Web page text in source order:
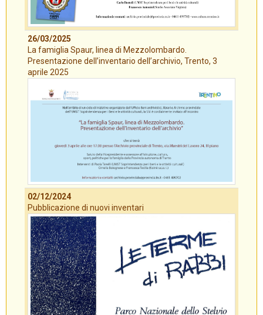
26/03/2025
La famiglia Spaur, linea di Mezzolombardo.
Presentazione dell’inventario dell’archivio, Trento, 3
aprile 2025
02/12/2024
Pubblicazione di nuovi inventari